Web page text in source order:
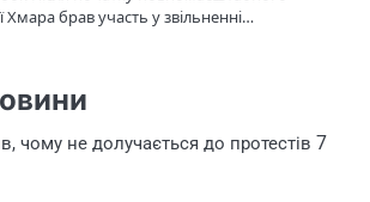
Хмара брав участь у звільненні…
чому не долучається до протестів 7